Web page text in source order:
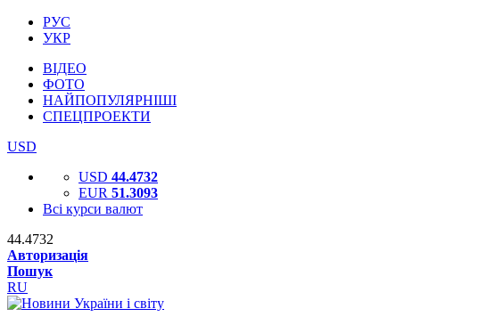
РУС
УКР
ВІДЕО
ФОТО
НАЙПОПУЛЯРНІШІ
СПЕЦПРОЕКТИ
USD
USD 44.4732
EUR 51.3093
Всі курси валют
44.4732
Авторизація
Пошук
RU